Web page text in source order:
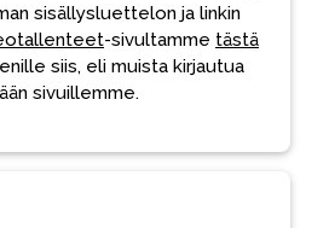
sisällysluettelon ja linkin
-sivultamme tästä
siis, eli muista kirjautua
sivuillemme.